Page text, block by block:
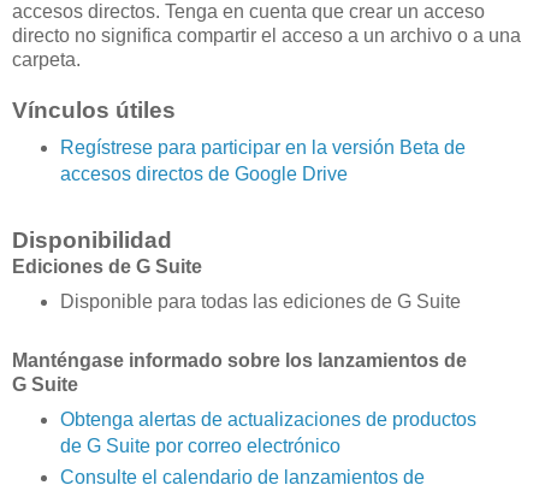
accesos directos. Tenga en cuenta que crear un acceso
directo no significa compartir el acceso a un archivo o a una
carpeta.
Vínculos útiles
Regístrese para participar en la versión Beta de
accesos directos de Google Drive
Disponibilidad
Ediciones de G Suite
Disponible para todas las ediciones de G Suite
Manténgase informado sobre los lanzamientos de
G Suite
Obtenga alertas de actualizaciones de productos
de G Suite por correo electrónico
Consulte el calendario de lanzamientos de